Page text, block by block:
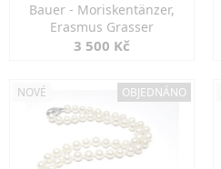
Bauer - Moriskentänzer,
Erasmus Grasser
3 500 Kč
NOVÉ OBJEDNÁNO